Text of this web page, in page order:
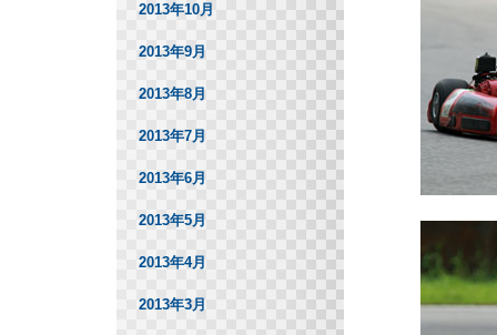
2013年10月
2013年9月
2013年8月
2013年7月
2013年6月
2013年5月
2013年4月
2013年3月